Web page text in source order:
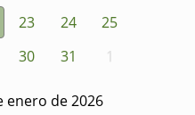
23 24
25
30 31 1
enero de 2026